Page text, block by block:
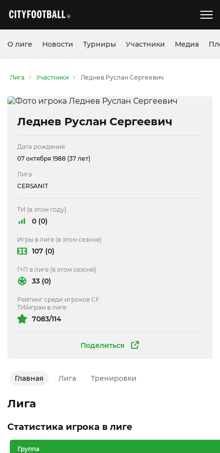
О лиге Новости Турниры Участники Медиа
Лига Участники Леднев Руслан Сергеевич
Леднев Руслан Сергеевич
Поделиться
Дата рождения
07 октября 1988 (37 лет)
Лига
CERSANIT
ТИ (в этом году)
0 (0)
Игры в лиге (в этом сезоне)
107 (0)
Г+П в лиге (в этом сезоне)
33 (0)
Рейтинг среди игроков CF
ТИ/играм в лиге
7083/114
Главная Лига Тренировки
Лига
Статистика игрока в лиге
Группа